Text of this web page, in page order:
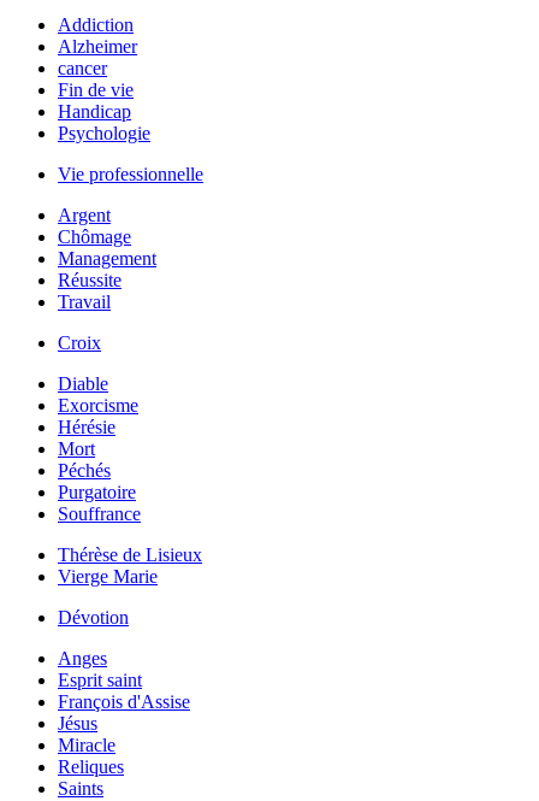
Addiction
Alzheimer
cancer
Fin de vie
Handicap
Psychologie
Vie professionnelle
Argent
Chômage
Management
Réussite
Travail
Croix
Diable
Exorcisme
Hérésie
Mort
Péchés
Purgatoire
Souffrance
Thérèse de Lisieux
Vierge Marie
Dévotion
Anges
Esprit saint
François d'Assise
Jésus
Miracle
Reliques
Saints